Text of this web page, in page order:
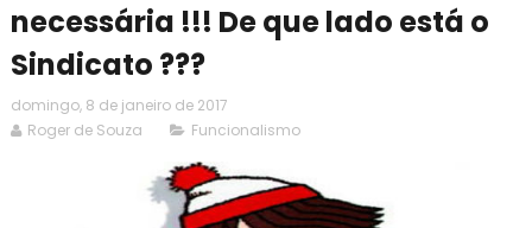
necessária !!! De que lado está o
Sindicato ???
domingo, 8 de janeiro de 2017
Roger de Souza
Funcionalismo